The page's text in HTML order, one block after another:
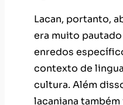
Lacan, portanto,
era muito
enredos
contexto de
cultura. Além
lacaniana